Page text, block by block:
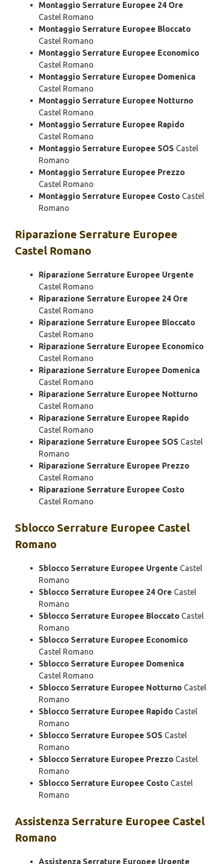
Montaggio Serrature Europee 24 Ore
Castel Romano
Montaggio Serrature Europee Bloccato
Castel Romano
Montaggio Serrature Europee Economico
Castel Romano
Montaggio Serrature Europee Domenica
Castel Romano
Montaggio Serrature Europee Notturno
Castel Romano
Montaggio Serrature Europee Rapido
Castel Romano
Montaggio Serrature Europee SOS Castel
Romano
Montaggio Serrature Europee Prezzo
Castel Romano
Montaggio Serrature Europee Costo Castel
Romano
Riparazione Serrature Europee
Castel Romano
Riparazione Serrature Europee Urgente
Castel Romano
Riparazione Serrature Europee 24 Ore
Castel Romano
Riparazione Serrature Europee Bloccato
Castel Romano
Riparazione Serrature Europee Economico
Castel Romano
Riparazione Serrature Europee Domenica
Castel Romano
Riparazione Serrature Europee Notturno
Castel Romano
Riparazione Serrature Europee Rapido
Castel Romano
Riparazione Serrature Europee SOS Castel
Romano
Riparazione Serrature Europee Prezzo
Castel Romano
Riparazione Serrature Europee Costo
Castel Romano
Sblocco Serrature Europee Castel
Romano
Sblocco Serrature Europee Urgente Castel
Romano
Sblocco Serrature Europee 24 Ore Castel
Romano
Sblocco Serrature Europee Bloccato Castel
Romano
Sblocco Serrature Europee Economico
Castel Romano
Sblocco Serrature Europee Domenica
Castel Romano
Sblocco Serrature Europee Notturno Castel
Romano
Sblocco Serrature Europee Rapido Castel
Romano
Sblocco Serrature Europee SOS Castel
Romano
Sblocco Serrature Europee Prezzo Castel
Romano
Sblocco Serrature Europee Costo Castel
Romano
Assistenza Serrature Europee Castel
Romano
Assistenza Serrature Europee Urgente